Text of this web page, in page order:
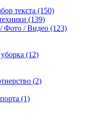
текста (150)
(139)
/ Фото / Видео (123)
(12)
(2)
(1)